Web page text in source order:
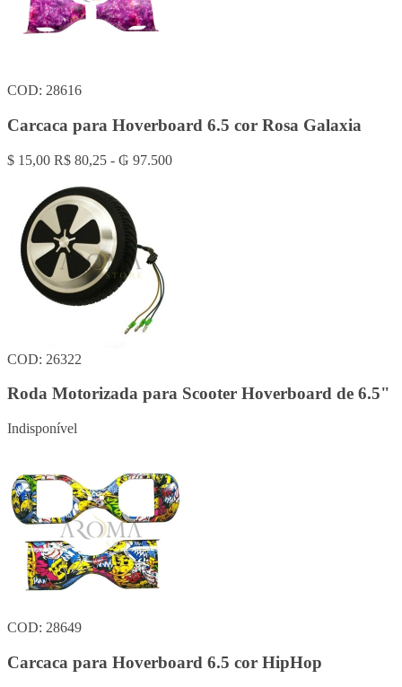
COD: 28616
Carcaca para Hoverboard 6.5 cor Rosa Galaxia
$ 15,00 R$ 80,25 - ₲ 97.500
COD: 26322
Roda Motorizada para Scooter Hoverboard de 6.5"
Indisponível
COD: 28649
Carcaca para Hoverboard 6.5 cor HipHop